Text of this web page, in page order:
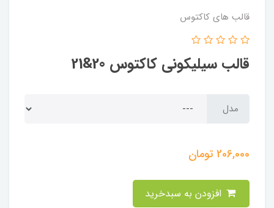
قالب های کاکتوس
قالب سیلیکونی کاکتوس 20&21
مدل
206,000تومان